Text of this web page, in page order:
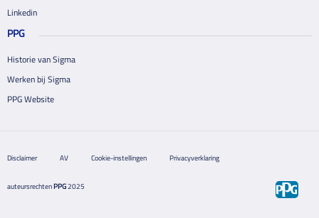
Linkedin
PPG
Historie van Sigma
Werken bij Sigma
PPG Website
Disclaimer AV Cookie-instellingen Privacyverklaring
auteursrechtenPPG2025